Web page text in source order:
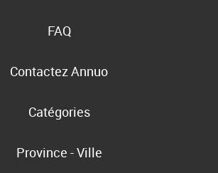
FAQ
Contactez Annuo
Catégories
Province - Ville